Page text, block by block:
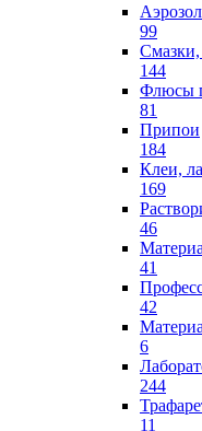
99
Смазки,
144
Флюсы
81
Припои
184
Клеи,
169
46
41
42
6
244
11